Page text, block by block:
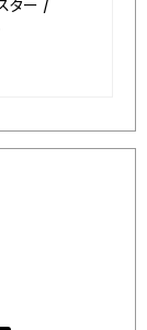
ター /